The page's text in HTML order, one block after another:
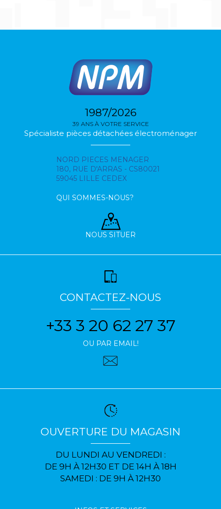
1987/2026
39 ANS À VOTRE SERVICE
Spécialiste pièces détachées électroménager
NORD PIECES MENAGER
180, RUE D'ARRAS - CS80021
59045 LILLE CEDEX
QUI SOMMES-NOUS?
NOUS SITUER
CONTACTEZ-NOUS
+33 3 20 62 27 37
OU PAR EMAIL!
OUVERTURE DU MAGASIN
DU LUNDI AU VENDREDI :
DE 9H À 12H30 ET DE 14H À 18H
SAMEDI : DE 9H À 12H30